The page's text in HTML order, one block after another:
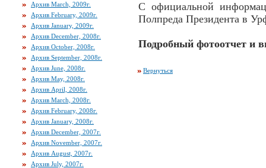
Архив March, 2009г.
Архив February, 2009г.
Архив January, 2009г.
Архив December, 2008г.
Архив October, 2008г.
Архив September, 2008г.
Архив June, 2008г.
Архив May, 2008г.
Архив April, 2008г.
Архив March, 2008г.
Архив February, 2008г.
Архив January, 2008г.
Архив December, 2007г.
Архив November, 2007г.
Архив August, 2007г.
Архив July, 2007г.
С официальной
Полпреда Президента в
Подробный фотоотчет и
Вернуться